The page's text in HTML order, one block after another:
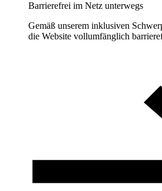
Barrierefrei im Netz unterwegs
Gemäß unserem inklusiven
die Website vollumfänglich